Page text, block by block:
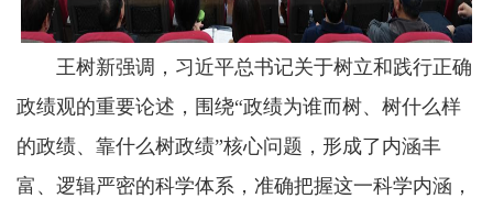
王树新强调，习近平总书记关于树立和践行正确
政绩观的重要论述，围绕“政绩为谁而树、树什么样
的政绩、靠什么树政绩”核心问题，形成了内涵丰
富、逻辑严密的科学体系，准确把握这一科学内涵，